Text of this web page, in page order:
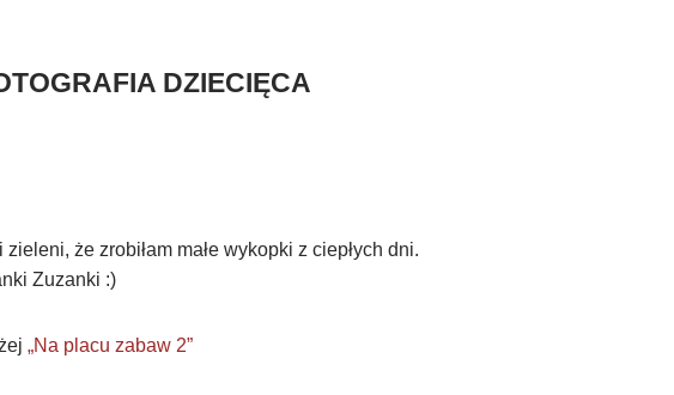
DZIECIĘCA
że zrobiłam małe wykopki z ciepłych dni.
Zuzanki :)
„Na placu zabaw 2”